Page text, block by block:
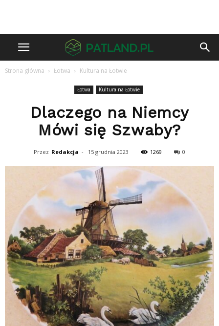
Strona główna Łotwa Kultura na Łotwie
Łotwa Kultura na Łotwie
Dlaczego na Niemcy
Mówi się Szwaby?
Przez Redakcja - 15 grudnia 2023 1269 0